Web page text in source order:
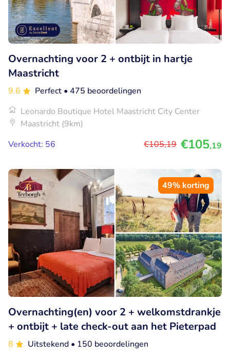
Overnachting voor 2 + ontbijt in hartje
Maastricht
9.6 Perfect • 475 beoordelingen
Leonardo Boutique Hotel Maastricht City Center
Maastricht (9km)
Verkocht: 56
€105,19 €105,19
49% korting
Overnachting(en) voor 2 + welkomstdrankje
+ ontbijt + late check-out aan het Pieterpad
8 Uitstekend • 150 beoordelingen